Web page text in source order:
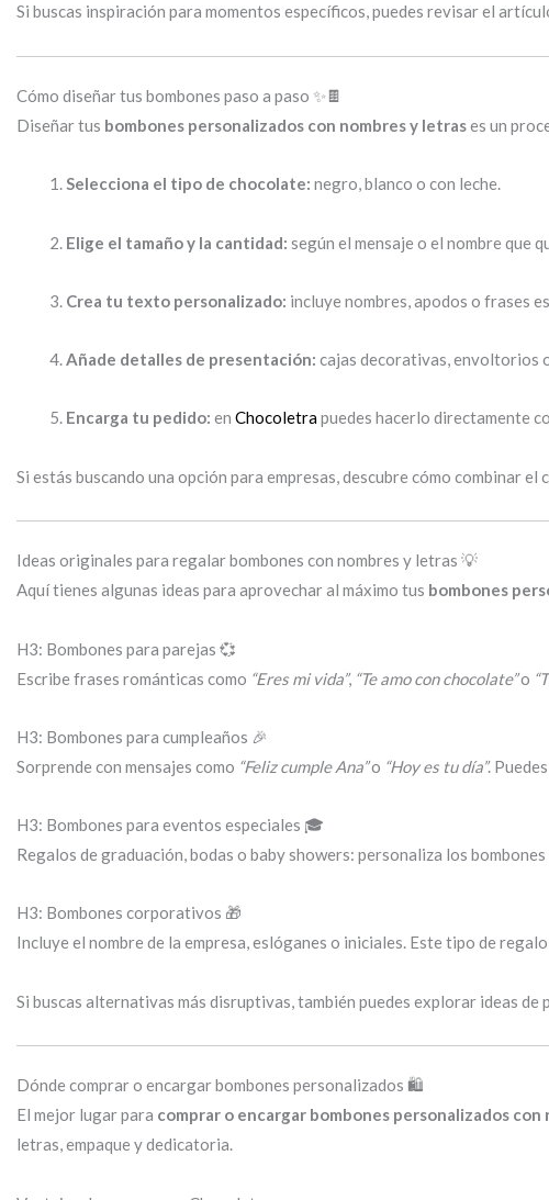
Si buscas inspiración para momentos específicos, puedes revisar el
Cómo diseñar tus bombones paso a paso ✨🍫
Diseñar tus bombones personalizados con nombres y letrases un
Selecciona el tipo de chocolate: negro, blanco o con leche.
Elige el tamaño y la cantidad: según el mensaje o el nombre que
Crea tu texto personalizado: incluye nombres, apodos o frases
Añade detalles de presentación: cajas decorativas, envoltorios
Encarga tu pedido: en Chocoletrapuedes hacerlo directamente
Si estás buscando una opción para empresas, descubre cómo combinar
Ideas originales para regalar bombones con nombres y letras 💡
Aquí tienes algunas ideas para aprovechar al máximo tus bombones
H3: Bombones para parejas 💞
Escribe frases románticas como “Eres mi vida”, “Te amo con chocolate”o
H3: Bombones para cumpleaños 🎉
Sorprende con mensajes como “Feliz cumple Ana”o “Hoy es tu día”.
H3: Bombones para eventos especiales 🎓
Regalos de graduación, bodas o baby showers: personaliza los
H3: Bombones corporativos 🎁
Incluye el nombre de la empresa, eslóganes o iniciales. Este tipo de
Si buscas alternativas más disruptivas, también puedes explorar ideas de
Dónde comprar o encargar bombones personalizados 🛍️
El mejor lugar para comprar o encargar bombones personalizados con
letras, empaque y dedicatoria.